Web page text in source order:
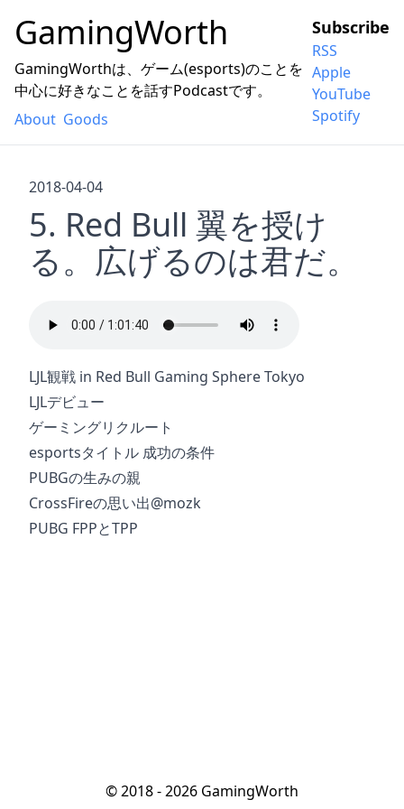
GamingWorth
GamingWorthは、ゲーム(esports)のことを
中心に好きなことを話すPodcastです。
About Goods
Subscribe
RSS
Apple
YouTube
Spotify
2018-04-04
5. Red Bull 翼を授け
る。広げるのは君だ。
LJL観戦 in Red Bull Gaming Sphere Tokyo
LJLデビュー
ゲーミングリクルート
esportsタイトル 成功の条件
PUBGの生みの親
CrossFireの思い出@mozk
PUBG FPPとTPP
© 2018 - 2026 GamingWorth